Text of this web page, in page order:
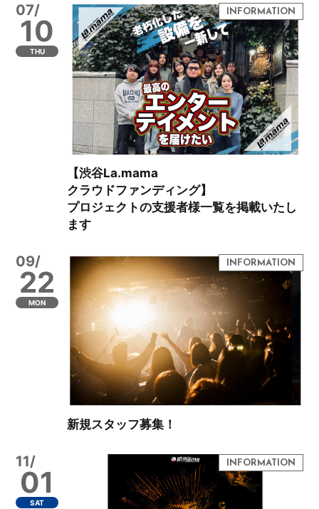
07/
10
THU
【渋谷La.mama
クラウドファンディング】
プロジェクトの支援者様一覧を掲載いたし
ます
09/
22
MON
新規スタッフ募集！
11/
01
SAT